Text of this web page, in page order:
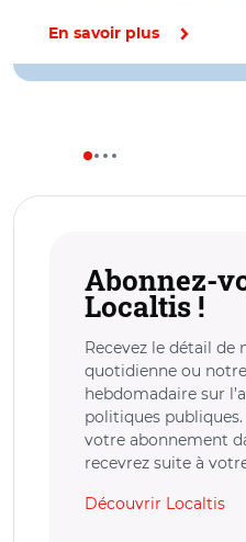
En savoir plus
Abonnez-
Localtis !
Recevez le détail de
quotidienne ou
hebdomadaire sur
politiques
votre abonnement
recevrez suite à
Découvrir Localtis